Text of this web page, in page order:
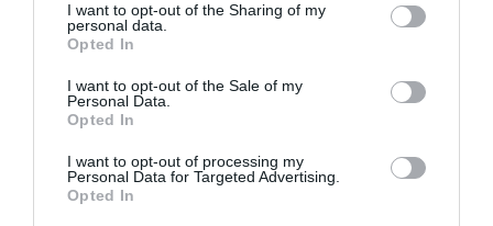
I want to opt-out of the Sharing of my
personal data.
Opted In
I want to opt-out of the Sale of my
Personal Data.
Opted In
I want to opt-out of processing my
Personal Data for Targeted Advertising.
Opted In
Εικαστικό Εργαστήριο Ανακύκλωσης για παιδιά /
Υπεύθυνος Εργαστηρίου: Θοδωρής Παρασκάκης (σε
Αυτά τα 10 χρόνια των Γιορτών Ρόκκας έχουν αφήσει
προγράμματα, έργα συμμετεχόντων από τα παλαιότερα
εργαστήρια, αποθέματα υλικών από τις δράσεις και τα